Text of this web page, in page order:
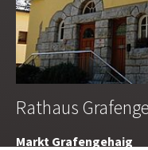
Rathaus
Markt Grafengehaig